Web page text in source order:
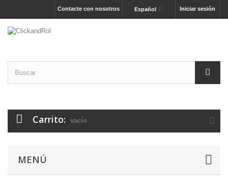
Iniciar sesión
Español
Contacte con nosotros
Carrito: vacío
MENÚ